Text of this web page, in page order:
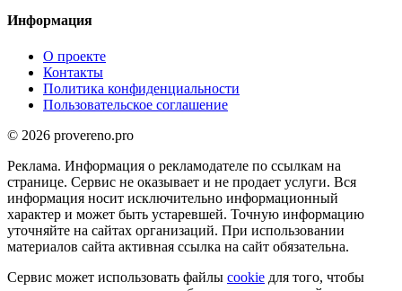
Информация
О проекте
Контакты
Политика конфиденциальности
Пользовательское соглашение
© 2026 provereno.pro
Реклама. Информация о рекламодателе по ссылкам на
странице. Сервис не оказывает и не продает услуги. Вся
информация носит исключительно информационный
характер и может быть устаревшей. Точную информацию
уточняйте на сайтах организаций. При использовании
материалов сайта активная ссылка на сайт обязательна.
Сервис может использовать файлы cookie для того, чтобы